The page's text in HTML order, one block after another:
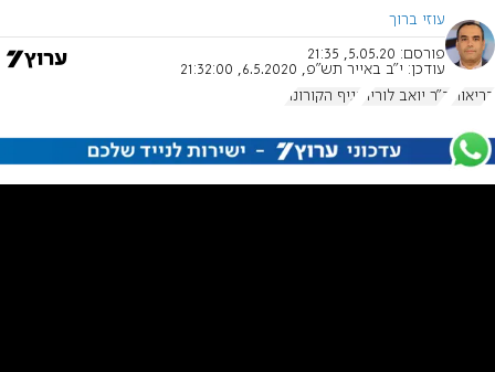
עוזי ברוך
פורסם: 5.05.20, 21:35
עודכן: י"ב באייר תש"פ, 6.5.2020, 21:32:00
בריאות
ד"ר יואב לוריה נגיף הקורונה